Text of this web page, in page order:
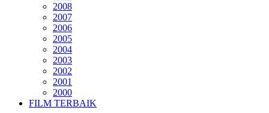
2008
2007
2006
2005
2004
2003
2002
2001
2000
FILM TERBAIK